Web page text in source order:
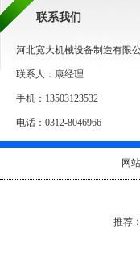
联系我们
河北宽大机械设备制造有限
联系人：康经理
手机：13503123532
电话：0312-8046966
地址：保定市清苑区石桥乡
网
推荐